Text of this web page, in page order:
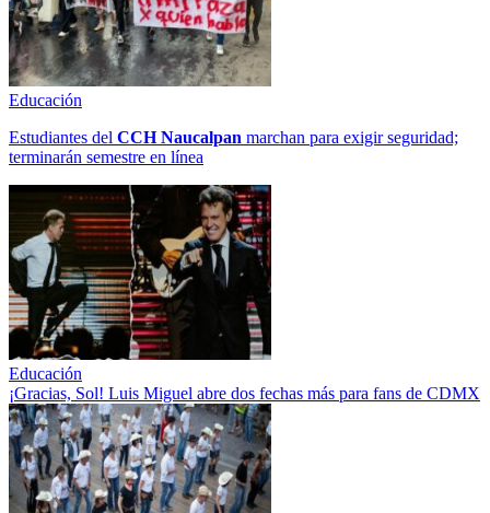
Educación
Estudiantes del CCH Naucalpan marchan para exigir seguridad;
terminarán semestre en línea
Educación
¡Gracias, Sol! Luis Miguel abre dos fechas más para fans de CDMX